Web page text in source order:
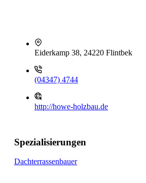
Eiderkamp 38, 24220 Flintbek
(04347) 4744
http://howe-holzbau.de
Spezialisierungen
Dachterrassenbauer